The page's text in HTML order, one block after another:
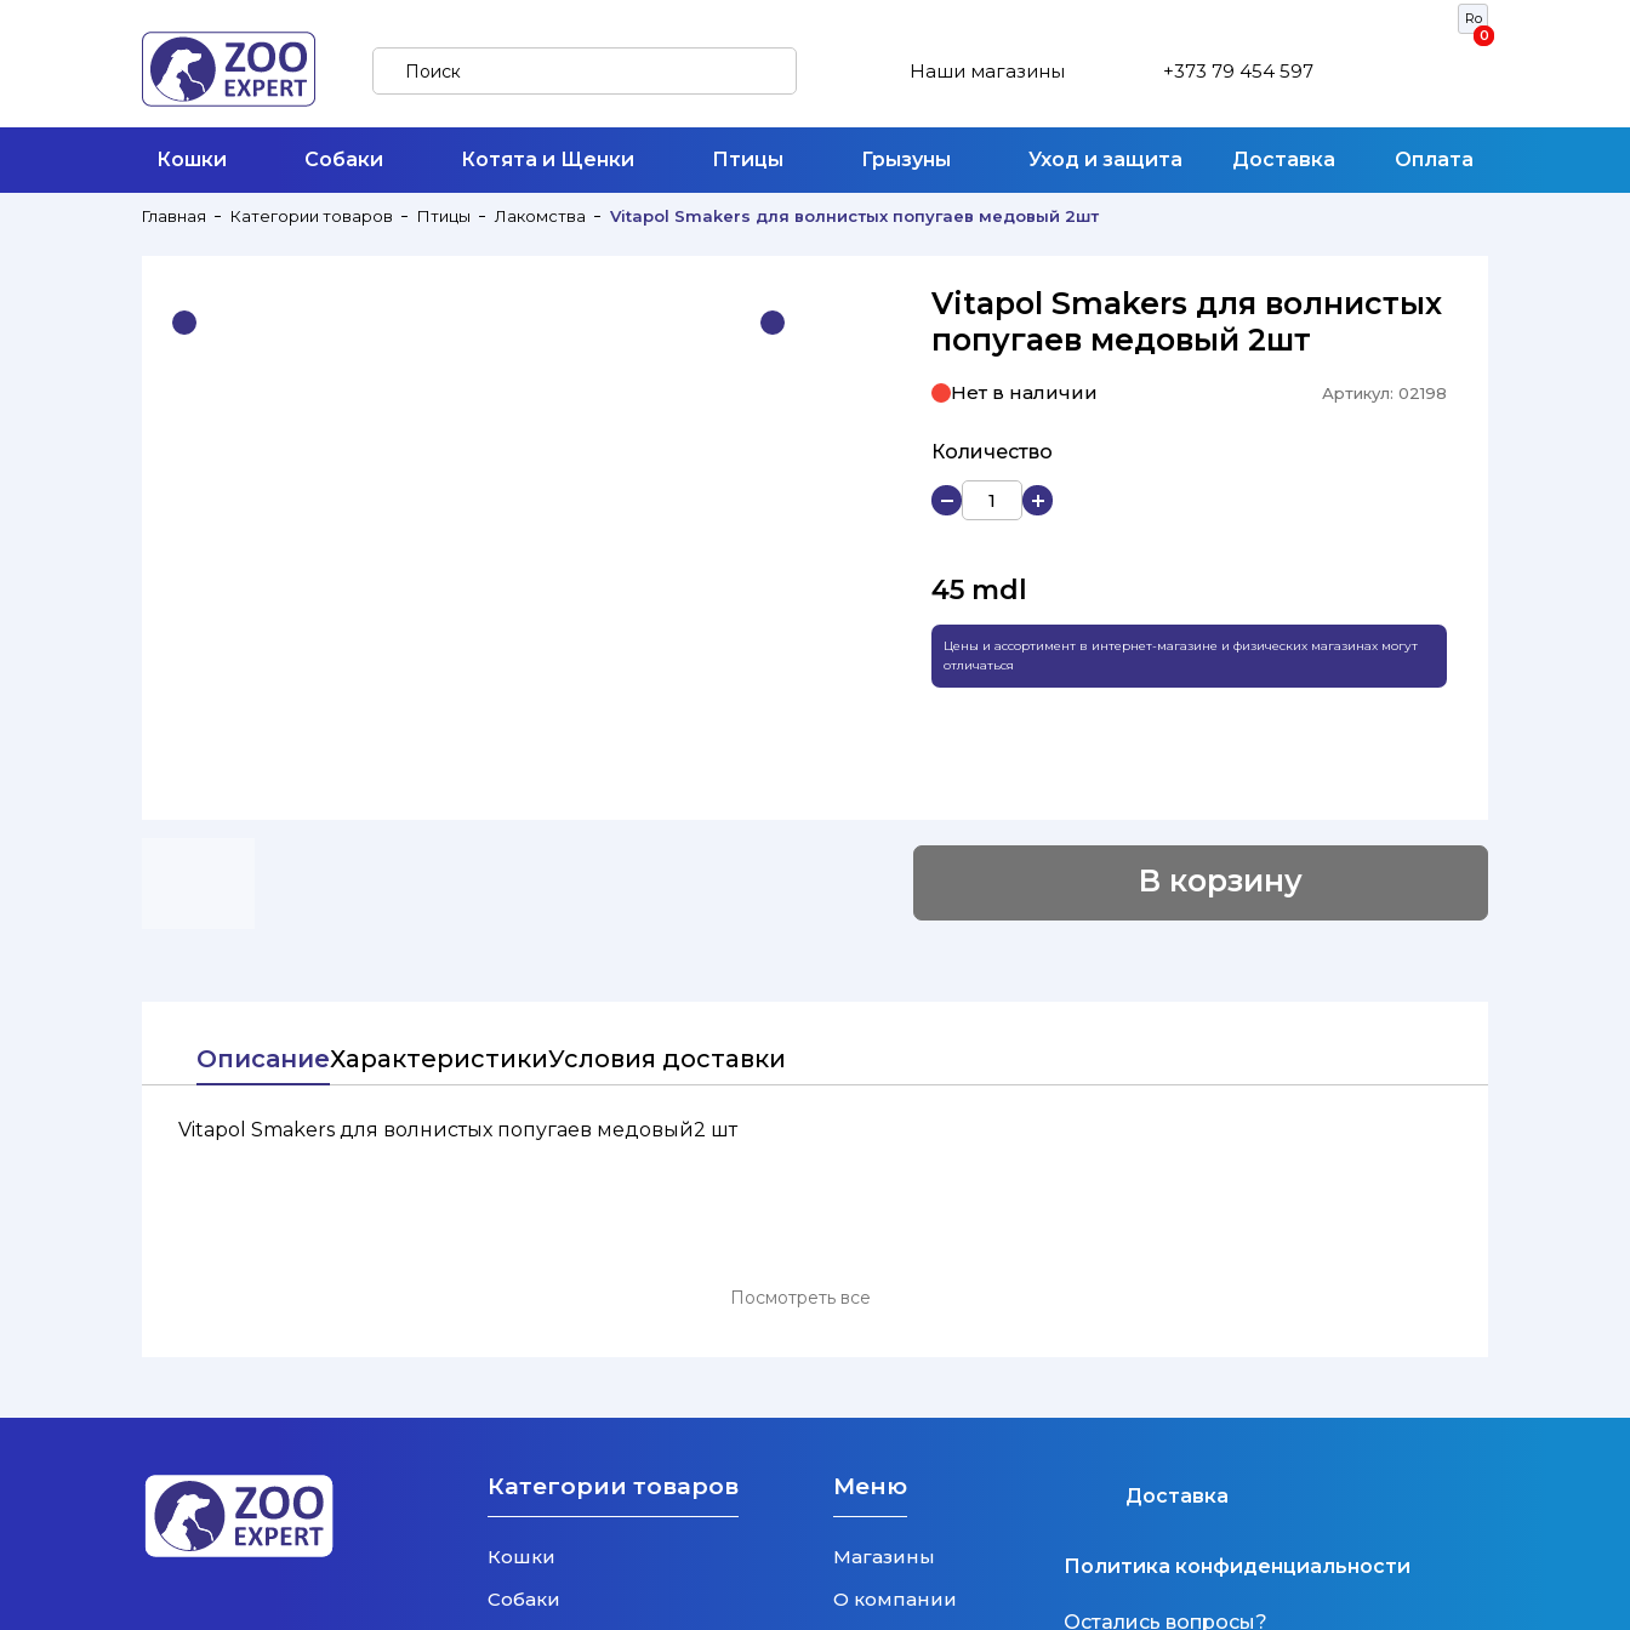
Ro
Наши магазины +373 79 454 597
0
0
Кошки Собаки Котята и Щенки Птицы Грызуны Уход и защита Доставка Оплата
Главная Категории товаров Птицы Лакомства Vitapol Smakers для волнистых попугаев медовый 2шт
Vitapol Smakers для волнистых
попугаев медовый 2шт
Нет в наличии Артикул: 02198
Количество
45 mdl
Цены и ассортимент в интернет-магазине и физических магазинах могут
отличаться
В корзину
ОписаниеХарактеристикиУсловия доставки
Vitapol Smakers для волнистых попугаев медовый2 шт
Посмотреть все
Категории товаров
Кошки
Собаки
Меню
Магазины
О компании
Доставка
Политика конфиденциальности
Остались вопросы?